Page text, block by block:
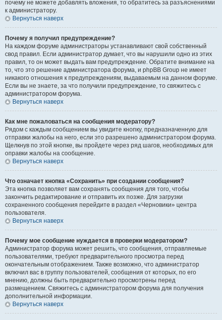
почему не можете добавлять вложения, то обратитесь за разъяснениями
к администратору.
Вернуться наверх
Почему я получил предупреждение?
На каждом форуме администраторы устанавливают свой собственный
свод правил. Если администратор думает, что вы нарушили одно из этих
правил, то он может выдать вам предупреждение. Обратите внимание на
то, что это решение администратора форума, и phpBB Group не имеет
никакого отношения к предупреждениям, выдаваемым на данном форуме.
Если вы не знаете, за что получили предупреждение, то свяжитесь с
администратором форума.
Вернуться наверх
Как мне пожаловаться на сообщения модератору?
Рядом с каждым сообщением вы увидите кнопку, предназначенную для
отправки жалобы на него, если это разрешено администратором форума.
Щелкнув по этой кнопке, вы пройдете через ряд шагов, необходимых для
оправки жалобы на сообщение.
Вернуться наверх
Что означает кнопка «Сохранить» при создании сообщения?
Эта кнопка позволяет вам сохранять сообщения для того, чтобы
закончить редактирование и отправить их позже. Для загрузки
сохраненного сообщения перейдите в раздел «Черновики» центра
пользователя.
Вернуться наверх
Почему мое сообщение нуждается в проверки модератором?
Администратор форума может решить, что сообщения, отправляемые
пользователями, требуют предварительного просмотра перед
окончательным отображением. Также возможно, что администратор
включил вас в группу пользователей, сообщения от которых, по его
мнению, должны быть предварительно просмотрены перед
размещением. Свяжитесь с администратором форума для получения
дополнительной информации.
Вернуться наверх